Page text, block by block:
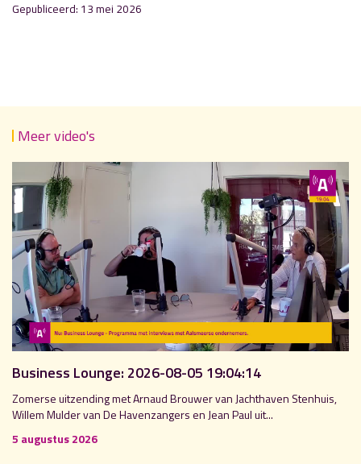
Gepubliceerd: 13 mei 2026
Meer video's
Business Lounge: 2026-08-05 19:04:14
Zomerse uitzending met Arnaud Brouwer van Jachthaven Stenhuis,
Willem Mulder van De Havenzangers en Jean Paul uit...
5 augustus 2026